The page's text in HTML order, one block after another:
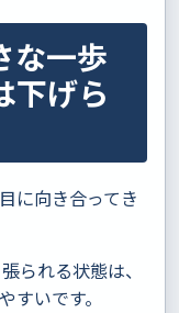
な一歩
下げら
に向き合ってき
られる状態は、
すいです。